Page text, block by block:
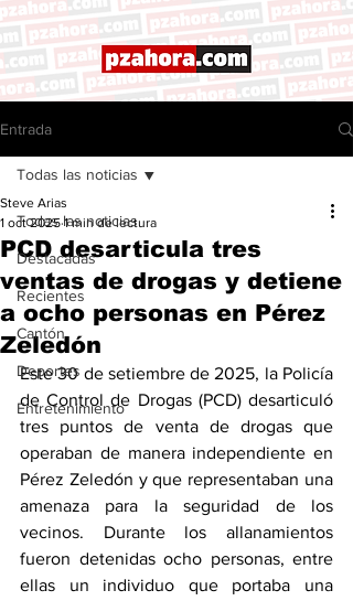
Entrada
Todas las noticias
Destacadas
Recientes
Cantón
Deportes
Entretenimiento
Todas las noticias
PCD desarticula tres
ventas de drogas y detiene
a ocho personas en Pérez
Zeledón
Steve Arias
1 oct 2025 1 min de lectura
Este 30 de setiembre de 2025, la Policía
de Control de Drogas (PCD) desarticuló
tres puntos de venta de drogas que
operaban de manera independiente en
Pérez Zeledón y que representaban una
amenaza para la seguridad de los
vecinos. Durante los allanamientos
fueron detenidas ocho personas, entre
ellas un individuo que portaba una